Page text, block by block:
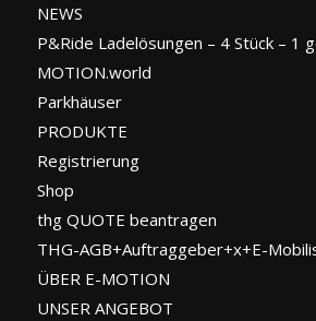
NEWS
P&Ride Ladelösungen – 4 Stück – 1
MOTION.world
Parkhäuser
PRODUKTE
Registrierung
Shop
thg QUOTE beantragen
THG-AGB+Auftraggeber+x+E-
ÜBER E-MOTION
UNSER ANGEBOT